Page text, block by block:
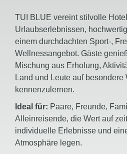
TUI BLUE vereint stilvolle
Urlaubserlebnissen,
einem durchdachten Sport-,
Wellnessangebot. Gäste
Mischung aus Erholung,
Land und Leute auf besondere
kennenzulernen.
Ideal für: Paare, Freunde,
Alleinreisende, die Wert auf
individuelle Erlebnisse und
Atmosphäre legen.